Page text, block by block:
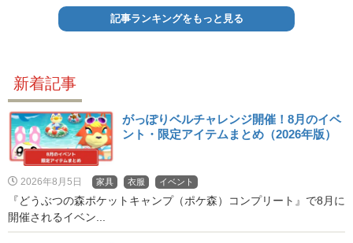
記事ランキングをもっと見る
新着記事
がっぽりベルチャレンジ開催！8月のイベ
ント・限定アイテムまとめ（2026年版）
2026年8月5日 家具 衣服 イベント
『どうぶつの森ポケットキャンプ（ポケ森）コンプリート』で8月に
開催されるイベン...